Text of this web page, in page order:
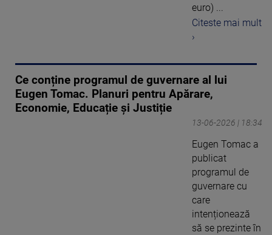
euro) ...
Citeste mai mult
›
Ce conține programul de guvernare al lui
Eugen Tomac. Planuri pentru Apărare,
Economie, Educație și Justiție
13-06-2026 | 18:34
Eugen Tomac a
publicat
programul de
guvernare cu
care
intenționează
să se prezinte în